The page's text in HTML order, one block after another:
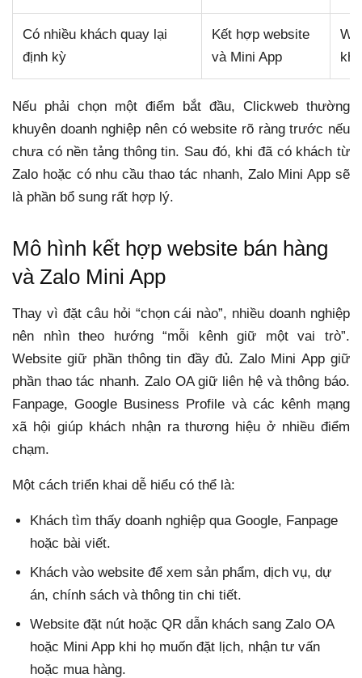
Có nhiều khách quay lại
định kỳ
Kết hợp website
và Mini App
Nếu phải chọn một điểm bắt đầu, Clickweb thường
khuyên doanh nghiệp nên có website rõ ràng trước nếu
chưa có nền tảng thông tin. Sau đó, khi đã có khách từ
Zalo hoặc có nhu cầu thao tác nhanh, Zalo Mini App sẽ
là phần bổ sung rất hợp lý.
Mô hình kết hợp website bán hàng
và Zalo Mini App
Thay vì đặt câu hỏi “chọn cái nào”, nhiều doanh nghiệp
nên nhìn theo hướng “mỗi kênh giữ một vai trò”.
Website giữ phần thông tin đầy đủ. Zalo Mini App giữ
phần thao tác nhanh. Zalo OA giữ liên hệ và thông báo.
Fanpage, Google Business Profile và các kênh mạng
xã hội giúp khách nhận ra thương hiệu ở nhiều điểm
chạm.
Một cách triển khai dễ hiểu có thể là:
Khách tìm thấy doanh nghiệp qua Google, Fanpage
hoặc bài viết.
Khách vào website để xem sản phẩm, dịch vụ, dự
án, chính sách và thông tin chi tiết.
Website đặt nút hoặc QR dẫn khách sang Zalo OA
hoặc Mini App khi họ muốn đặt lịch, nhận tư vấn
hoặc mua hàng.